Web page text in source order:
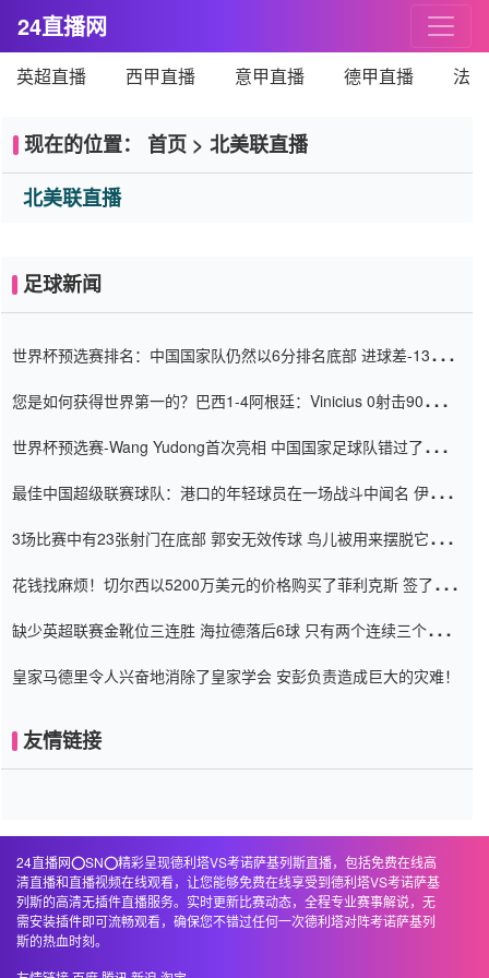
24直播网
英超直播 西甲直播 意甲直播 德甲直播 法
现在的位置： 首页 > 北美联直播
北美联直播
足球新闻
世界杯预选赛排名：中国国家队仍然以6分排名底部 进球差-13令人
您是如何获得世界第一的？巴西1-4阿根廷：Vinicius 0射击90分钟
世界杯预选赛-Wang Yudong首次亮相 中国国家足球队错过了世界
最佳中国超级联赛球队：港口的年轻球员在一场战斗中闻名 伊万放
3场比赛中有23张射门在底部 郭安无效传球 鸟儿被用来摆脱它
花钱找麻烦！切尔西以5200万美元的价格购买了菲利克斯 签了7年
缺少英超联赛金靴位三连胜 海拉德落后6球 只有两个连续三个连续
皇家马德里令人兴奋地消除了皇家学会 安彭负责造成巨大的灾难！
友情链接
24直播网⭕️SN⭕️精彩呈现德利塔VS考诺萨基列斯直播，包括免费在线高
清直播和直播视频在线观看，让您能够免费在线享受到德利塔VS考诺萨基
列斯的高清无插件直播服务。实时更新比赛动态，全程专业赛事解说，无
需安装插件即可流畅观看，确保您不错过任何一次德利塔对阵考诺萨基列
斯的热血时刻。